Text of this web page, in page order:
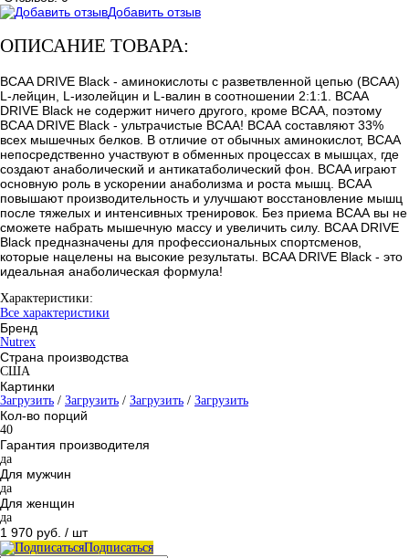
Добавить отзыв
ОПИСАНИЕ ТОВАРА:
BCAA DRIVE Black - аминокислоты с разветвленной цепью (BCAA)
L-лейцин, L-изолейцин и L-валин в соотношении 2:1:1. BCAA
DRIVE Black не содержит ничего другого, кроме ВСАА, поэтому
BCAA DRIVE Black - ультрачистые BCAA! ВСАА составляют 33%
всех мышечных белков. В отличие от обычных аминокислот, BCAA
непосредственно участвуют в обменных процессах в мышцах, где
создают анаболический и антикатаболический фон. BCAA играют
основную роль в ускорении анаболизма и роста мышц. ВСАА
повышают производительность и улучшают восстановление мышц
после тяжелых и интенсивных тренировок. Без приема ВСАА вы не
сможете набрать мышечную массу и увеличить силу. BCAA DRIVE
Black предназначены для профессиональных спортсменов,
которые нацелены на высокие результаты. BCAA DRIVE Black - это
идеальная анаболическая формула!
Характеристики:
Все характеристики
Бренд
Nutrex
Страна производства
США
Картинки
Загрузить / Загрузить / Загрузить / Загрузить
Кол-во порций
40
Гарантия производителя
да
Для мужчин
да
Для женщин
да
1 970 руб. / шт
Подписаться